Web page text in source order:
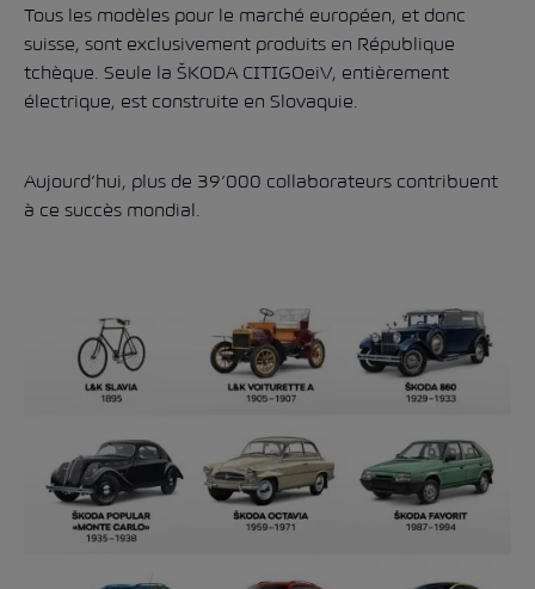
Tous les modèles pour le marché européen, et donc
suisse, sont exclusivement produits en République
tchèque. Seule la ŠKODA CITIGOeiV, entièrement
électrique, est construite en Slovaquie.
Aujourd’hui, plus de 39’000 collaborateurs contribuent
à ce succès mondial.